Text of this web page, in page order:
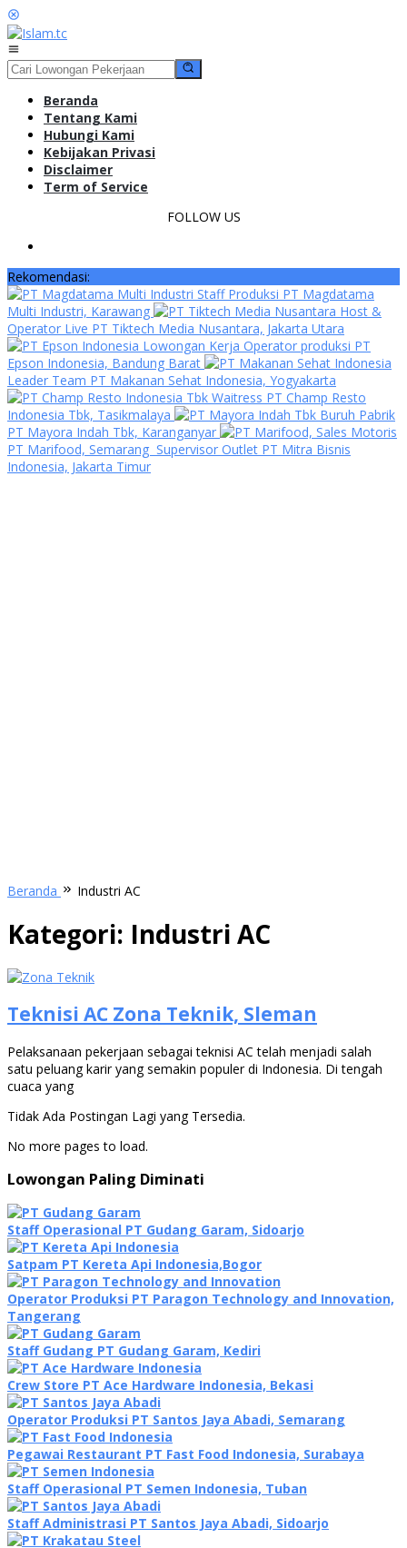
Loncat
ke
konten
Mobile
Beranda
Tentang Kami
Hubungi Kami
Kebijakan Privasi
Disclaimer
Term of Service
FOLLOW US
Rekomendasi:
Staff Produksi PT Magdatama
Multi Industri, Karawang
Host &
Operator Live PT Tiktech Media Nusantara, Jakarta Utara
Lowongan Kerja Operator produksi PT
Epson Indonesia, Bandung Barat
Leader Team PT Makanan Sehat Indonesia, Yogyakarta
Waitress PT Champ Resto
Indonesia Tbk, Tasikmalaya
Buruh Pabrik
PT Mayora Indah Tbk, Karanganyar
Sales Motoris
PT Marifood, Semarang Supervisor Outlet PT Mitra Bisnis
Indonesia, Jakarta Timur
Beranda Industri AC
Kategori: Industri AC
Teknisi AC Zona Teknik, Sleman
Pelaksanaan pekerjaan sebagai teknisi AC telah menjadi salah
satu peluang karir yang semakin populer di Indonesia. Di tengah
cuaca yang
Tidak Ada Postingan Lagi yang Tersedia.
No more pages to load.
Lowongan Paling Diminati
Staff Operasional PT Gudang Garam, Sidoarjo
Satpam PT Kereta Api Indonesia,Bogor
Operator Produksi PT Paragon Technology and Innovation,
Tangerang
Staff Gudang PT Gudang Garam, Kediri
Crew Store PT Ace Hardware Indonesia, Bekasi
Operator Produksi PT Santos Jaya Abadi, Semarang
Pegawai Restaurant PT Fast Food Indonesia, Surabaya
Staff Operasional PT Semen Indonesia, Tuban
Staff Administrasi PT Santos Jaya Abadi, Sidoarjo